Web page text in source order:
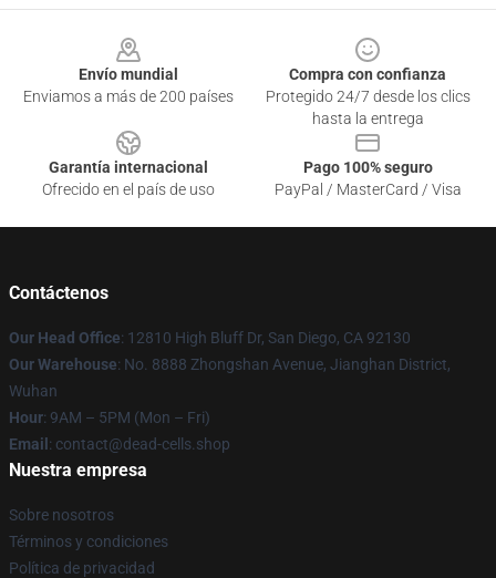
Envío mundial
Enviamos a más de 200 países
Compra con confianza
Protegido 24/7 desde los clics
hasta la entrega
Garantía internacional
Ofrecido en el país de uso
Pago 100% seguro
PayPal / MasterCard / Visa
Contáctenos
Our Head Office: 12810 High Bluff Dr, San Diego, CA 92130
Our Warehouse: No. 8888 Zhongshan Avenue, Jianghan District,
Wuhan
Hour: 9AM – 5PM (Mon – Fri)
Email : contact@dead-cells.shop
Nuestra empresa
Sobre nosotros
Términos y condiciones
Política de privacidad